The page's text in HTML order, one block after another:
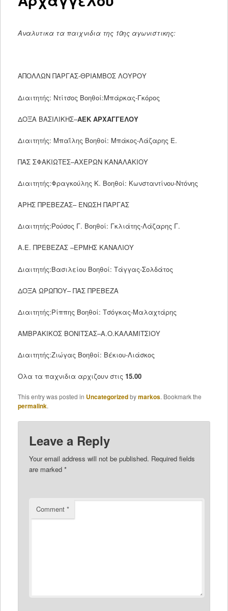
Αναλυτικα τα παιχνιδια της 10ης αγωνιστικης:
ΑΠΟΛΛΩΝ ΠΑΡΓΑΣ-ΘΡΙΑΜΒΟΣ ΛΟΥΡΟΥ
Διαιτητής: Ντίτσος Βοηθοί:Μπάρκας-Γκόρος
ΔΟΞΑ ΒΑΣΙΛΙΚΗΣ–ΑΕΚ ΑΡΧΑΓΓΕΛΟΥ
Διαιτητής: Μπαΐλης Βοηθοί: Μπάκος-Λάζαρης Ε.
ΠΑΣ ΣΦΑΚΙΩΤΕΣ–ΑΧΕΡΩΝ ΚΑΝΑΛΑΚΙΟΥ
Διαιτητής:Φραγκούλης Κ. Βοηθοί: Κωνσταντίνου-Ντόνης
ΑΡΗΣ ΠΡΕΒΕΖΑΣ– ΕΝΩΣΗ ΠΑΡΓΑΣ
Διαιτητής:Ρούσος Γ. Βοηθοί: Γκλιάτης-Λάζαρης Γ.
Α.Ε. ΠΡΕΒΕΖΑΣ –ΕΡΜΗΣ ΚΑΝΑΛΙΟΥ
Διαιτητής:Βασιλείου Βοηθοί: Τάγγας-Σολδάτος
ΔΟΞΑ ΩΡΩΠΟΥ– ΠΑΣ ΠΡΕΒΕΖΑ
Διαιτητής:Ρίππης Βοηθοί: Τσόγκας-Μαλαχτάρης
ΑΜΒΡΑΚΙΚΟΣ ΒΟΝΙΤΣΑΣ–Α.Ο.ΚΑΛΑΜΙΤΣΙΟΥ
Διαιτητής:Ζιώγας Βοηθοί: Βέκιου-Λιάσκος
Ολα τα παχνιδια αρχιζουν στις 15.00
This entry was posted in Uncategorizedbymarkos. Bookmark the
permalink.
Leave a Reply
Your email address will not be published. Required fields
are marked*
Comment*